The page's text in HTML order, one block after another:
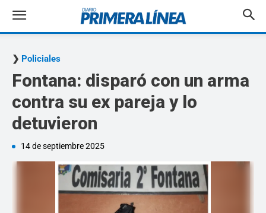
Policiales
Fontana: disparó con un arma
contra su ex pareja y lo
detuvieron
14 de septiembre 2025